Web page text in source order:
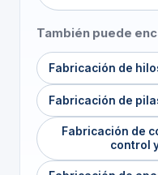
También puede
Fabricación de
Fabricación de
Fabricación de
control